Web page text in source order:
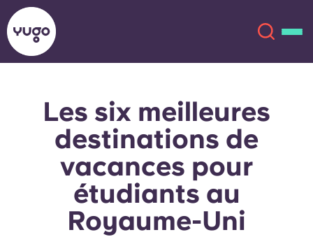
À propos
Lieux
English (GB)
English (US)
Chinese
Català Deutsch
Les six meilleures
destinations de
vacances pour
étudiants au
Royaume-Uni